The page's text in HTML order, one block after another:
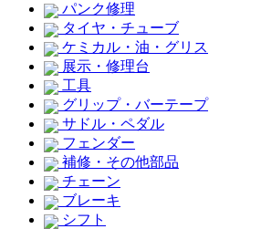
パンク修理
タイヤ・チューブ
ケミカル・油・グリス
展示・修理台
工具
グリップ・バーテープ
サドル・ペダル
フェンダー
補修・その他部品
チェーン
ブレーキ
シフト